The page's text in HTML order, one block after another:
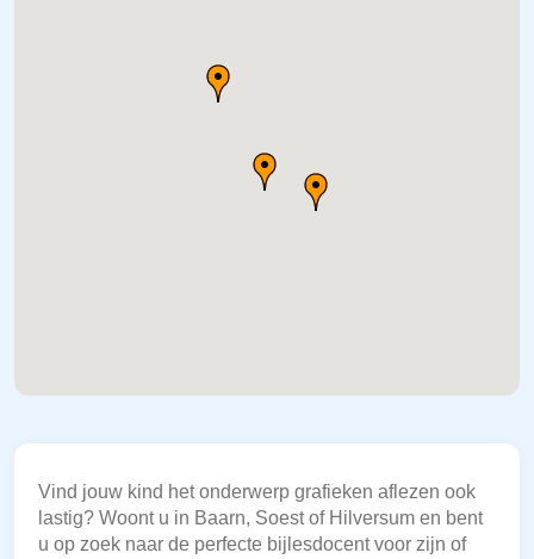
Vind jouw kind het onderwerp grafieken aflezen ook
lastig? Woont u in Baarn, Soest of Hilversum en bent
u op zoek naar de perfecte bijlesdocent voor zijn of